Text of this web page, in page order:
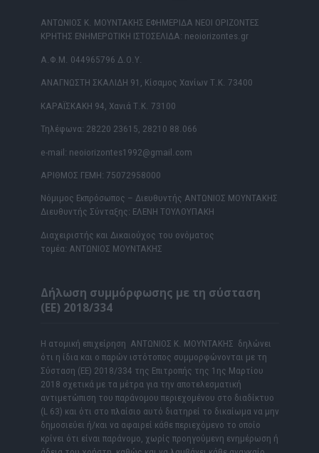
ΑΝΤΩΝΙΟΣ Κ. ΜΟΥΝΤΑΚΗΣ ΕΦΗΜΕΡΙΔΑ ΝΕΟΙ ΟΡΙΖΟΝΤΕΣ
ΚΡΗΤΗΣ ΕΝΗΜΕΡΩΤΙΚΗ ΙΣΤΟΣΕΛΙΔΑ: neoiorizontes.gr
Α.Φ.Μ. 044965796 Δ.Ο.Υ.
ΑΝΑΓΝΩΣΤΗ ΣΚΑΛΙΔΗ 91, Κίσαμος Χανίων Τ.Κ. 73400
ΚΑΡΑΪΣΚΑΚΗ 94, Χανιά Τ.Κ. 73100
Τηλέφωνα: 28220 23615, 28210 88.066
e-mail: neoiorizontes1992@gmail.com
ΑΡΙΘΜΟΣ ΓΕΜΗ: 75072958000
Νόμιμος Εκπρόσωπος – Διευθυντής ΑΝΤΩΝΙΟΣ ΜΟΥΝΤΑΚΗΣ
Διευθυντής Σύνταξης: ΕΛΕΝΗ ΤΟΥΛΟΥΠΑΚΗ
Διαχειριστής και Δικαιούχος του ονόματος
τομέα: ΑΝΤΩΝΙΟΣ ΜΟΥΝΤΑΚΗΣ
Δήλωση συμμόρφωσης με τη σύσταση
(ΕΕ) 2018/334
Η ατομική επιχείρηση ΑΝΤΩΝΙΟΣ Κ. ΜΟΥΝΤΑΚΗΣ δηλώνει
ότι η ίδια και ο παρών ιστότοπος συμμορφώνονται με τη
Σύσταση (ΕΕ) 2018/334 της Επιτροπής της 1ης Μαρτίου
2018 σχετικά με τα μέτρα για την αποτελεσματική
αντιμετώπιση του παράνομου περιεχομένου στο διαδίκτυο
(L 63) και ότι στο πλαίσιο αυτό διατηρεί το δικαίωμα να μην
δημοσιεύει ή/και να αφαιρεί κάθε περιεχόμενο το οποίο
κρίνει ότι είναι παράνομο, χωρίς προηγούμενη ενημέρωση ή